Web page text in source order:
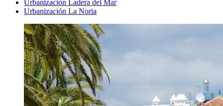
Urbanización Ladera del Mar
Urbanización La Noria